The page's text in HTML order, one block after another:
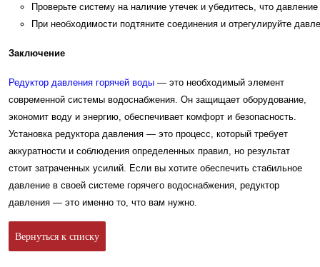
Проверьте систему на наличие утечек и убедитесь, что
При необходимости подтяните соединения и отрегулируйте
Заключение
Редуктор давления горячей воды — это необходимый элемент
современной системы водоснабжения. Он защищает оборудование,
экономит воду и энергию, обеспечивает комфорт и безопасность.
Установка редуктора давления — это процесс, который требует
аккуратности и соблюдения определенных правил, но результат
стоит затраченных усилий. Если вы хотите обеспечить стабильное
давление в своей системе горячего водоснабжения, редуктор
давления — это именно то, что вам нужно.
Вернуться к списку